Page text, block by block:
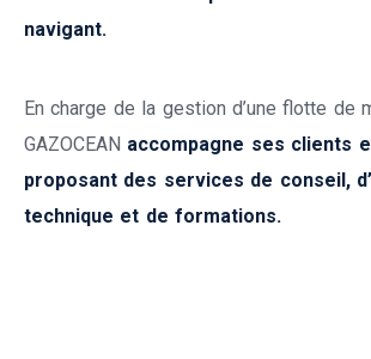
navigant.
En charge de la gestion d’une flotte de
GAZOCEAN accompagne ses clients
proposant des services de conseil,
technique et de formations.